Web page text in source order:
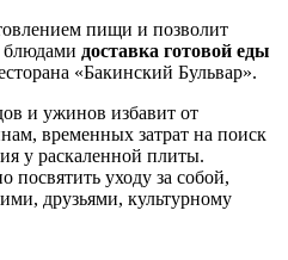
пищи и позволит
блюдами доставка готовой еды
«Бакинский Бульвар».
и ужинов избавит от
временных затрат на поиск
у раскаленной плиты.
уходу за собой,
друзьями, культурному